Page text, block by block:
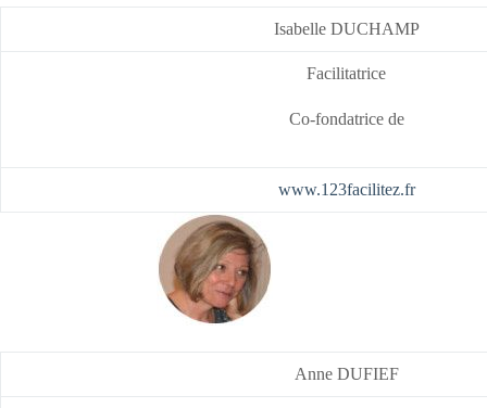
Isabelle DUCHAMP
Facilitatrice
Co-fondatrice de
www.123facilitez.fr
Anne DUFIEF